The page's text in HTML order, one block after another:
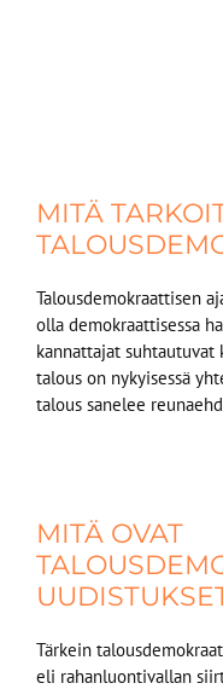
MITÄ
Talousdemokraattisen
olla demokraattisessa
kannattajat
talous on nykyisessä
talous sanelee
MITÄ OVAT
Tärkein
eli rahanluontivallan